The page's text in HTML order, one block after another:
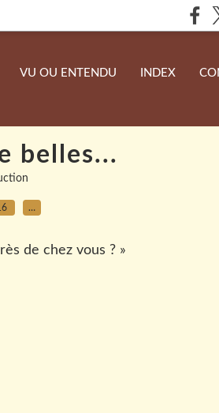
VU OU ENTENDU INDEX
belles...
…
de chez vous ? »